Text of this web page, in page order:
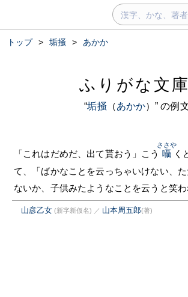
トップ > 垢掻 > あかか
ふりがな文庫
“垢掻 （あかか）” の例
「これはだめだ、出て貰おう」こう 囁
ささや
く
て、「ばかなことを云っちゃいけない、
ないか、子供みたようなことを云うと笑わ
山彦乙女 (新字新仮名) ／ 山本周五郎(著)